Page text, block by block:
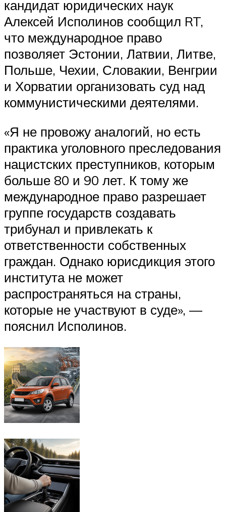
кандидат юридических наук
Алексей Исполинов сообщил RT,
что международное право
позволяет Эстонии, Латвии, Литве,
Польше, Чехии, Словакии, Венгрии
и Хорватии организовать суд над
коммунистическими деятелями.
«Я не провожу аналогий, но есть
практика уголовного преследования
нацистских преступников, которым
больше 80 и 90 лет. К тому же
международное право разрешает
группе государств создавать
трибунал и привлекать к
ответственности собственных
граждан. Однако юрисдикция этого
института не может
распространяться на страны,
которые не участвуют в суде», —
пояснил Исполинов.